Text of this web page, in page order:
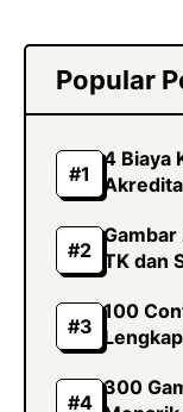
Popular
4 Biaya
TK dan
100
300